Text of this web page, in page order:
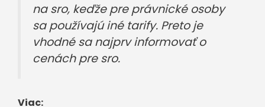
na sro, keďže pre právnické osoby
sa používajú iné tarify. Preto je
vhodné sa najprv informovať o
cenách pre sro.
Viac: